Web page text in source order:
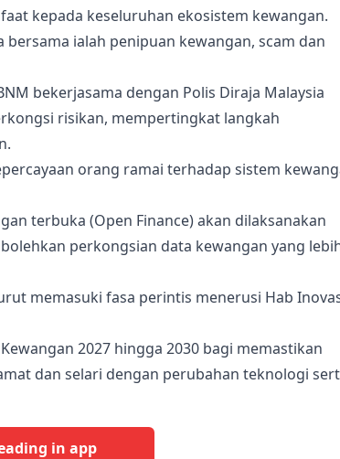
kepada keseluruhan ekosistem kewangan.
ialah penipuan kewangan, scam dan
bekerjasama dengan Polis Diraja Malaysia
risikan, mempertingkat langkah
orang ramai terhadap sistem
terbuka (Open Finance) akan dilaksanakan
perkongsian data kewangan yang
memasuki fasa perintis menerusi Hab
2027 hingga 2030 bagi memastikan
dan selari dengan perubahan teknologi
in app